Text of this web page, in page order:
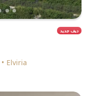
ديف جديد
Elviria